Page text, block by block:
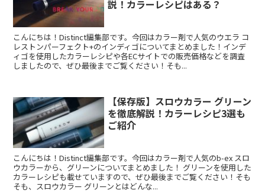
説！カラーレシピはある？
こんにちは！Distinct編集部です。今回はカラー剤で人気のウエラ コ
レストンパーフェクト+のインディゴについてまとめました！インデ
ィゴを使用したカラーレシピや各ECサイトでの販売価格などを調査
しましたので、ぜひ最後までご覧ください！そも...
【保存版】スロウカラー グリーン
を徹底解説！カラーレシピ3選も
ご紹介
こんにちは！Distinct編集部です。今回はカラー剤で人気のb-ex スロ
ウカラーから、グリーンについてまとめました！ グリーンを使用した
カラーレシピも載せていますので、ぜひ最後までご覧ください！そも
そも、スロウカラー グリーンとはどんな...